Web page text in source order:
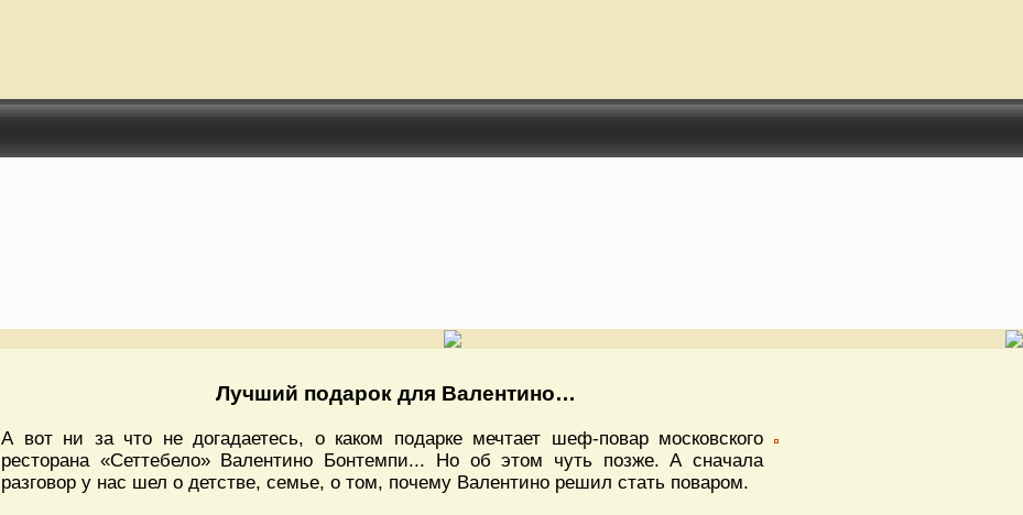
Лучший подарок для Валентино…
А вот ни за что не догадаетесь, о каком подарке мечтает шеф-повар московского
ресторана «Сеттебело» Валентино Бонтемпи... Но об этом чуть позже. А сначала
разговор у нас шел о детстве, семье, о том, почему Валентино решил стать поваром.